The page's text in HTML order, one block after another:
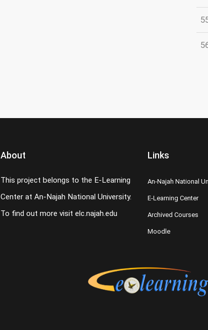
About
This project belongs to the E-Learning
Center at An-Najah National University.
To find out more visit elc.najah.edu
Links
An-Najah National
E-Learning Center
Archived Courses
Moodle